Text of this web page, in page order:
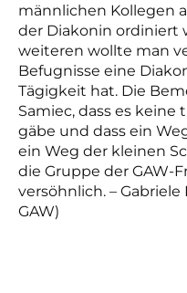
männlichen Kollegen
der Diakonin ordiniert
weiteren wollte man
Befugnisse eine
Tägigkeit hat. Die
Samiec, dass es
gäbe und dass ein
ein Weg der kleinen
die Gruppe der GAW-
versöhnlich. –
GAW)